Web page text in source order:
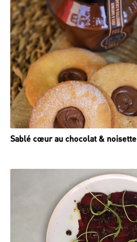
Sablé cœur au chocolat & noisette